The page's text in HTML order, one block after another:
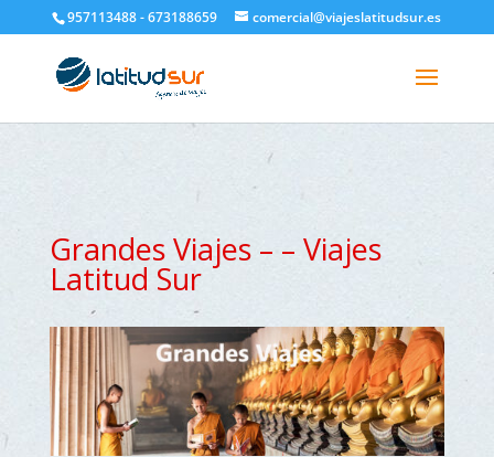
google-site-verification=H6A6AFFbXLQPnewL7da5KWjTFeKytP3gbsCfUlQl-
3k
957113488 - 673188659 comercial@viajeslatitudsur.es
Grandes Viajes – – Viajes
Latitud Sur